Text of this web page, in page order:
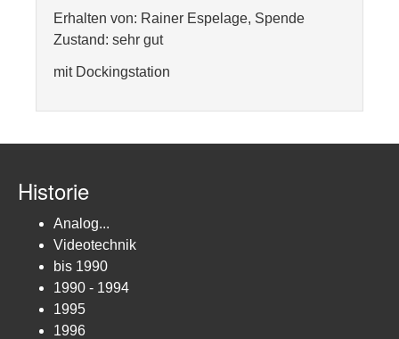
Erhalten von: Rainer Espelage, Spende
Zustand: sehr gut
mit Dockingstation
Historie
Analog...
Videotechnik
bis 1990
1990 - 1994
1995
1996